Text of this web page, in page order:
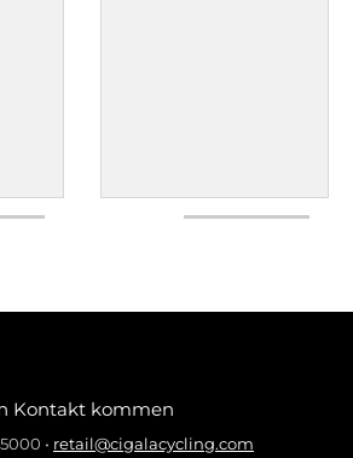
Kontakt kommen
• retail@cigalacycling.com